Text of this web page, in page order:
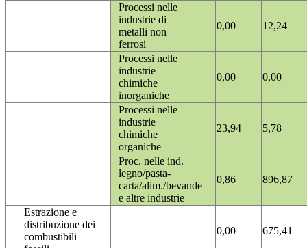
Processi nelle
industrie di
metalli non
ferrosi
0,00 12,24
Processi nelle
industrie
chimiche
inorganiche
0,00 0,00
Processi nelle
industrie
chimiche
organiche
23,94 5,78
Proc. nelle ind.
legno/pasta-
carta/alim./bevande
e altre industrie
0,86 896,87
Estrazione e
distribuzione dei
combustibili
0,00 675,41